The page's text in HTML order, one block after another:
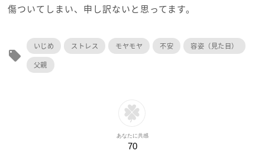
傷ついてしまい、申し訳ないと思ってます。
local_offer
いじめ ストレス モヤモヤ 不安
容姿（見た目）
父親
あなたに共感
70